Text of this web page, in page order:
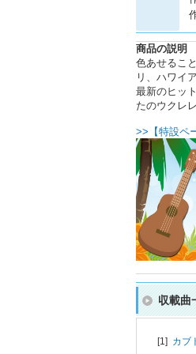
商品の説明
色あせるこ
リ、ハワイ
最新のヒッ
たのウクレ
>>【特設ペ
収載曲
[1] カブ